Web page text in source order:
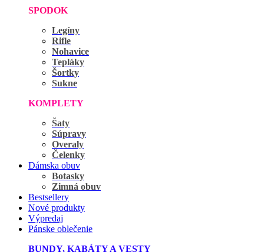
SPODOK
Legíny
Rifle
Nohavice
Tepláky
Šortky
Sukne
KOMPLETY
Šaty
Súpravy
Overaly
Čelenky
Dámska obuv
Botasky
Zimná obuv
Bestsellery
Nové produkty
Výpredaj
Pánske oblečenie
BUNDY, KABÁTY A VESTY